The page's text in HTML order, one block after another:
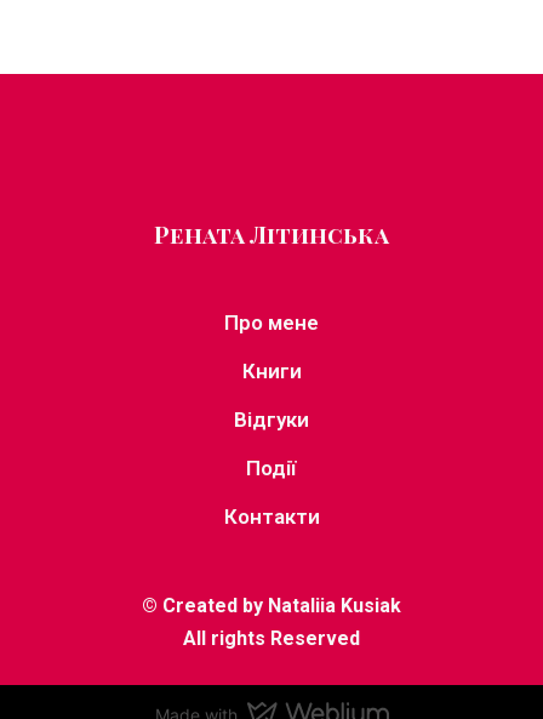
Рената Літинська
Про мене
Книги
Відгуки
Події
Контакти
© Created by Nataliia Kusiak
All rights Reserved
Made with